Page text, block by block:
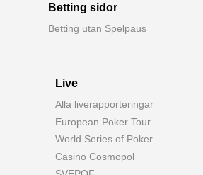
Betting sidor
Betting utan Spelpaus
Live
Alla liverapporteringar
European Poker Tour
World Series of Poker
Casino Cosmopol